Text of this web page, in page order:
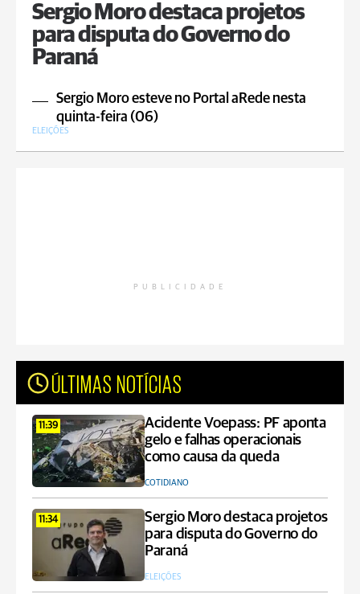
Sergio Moro destaca projetos
para disputa do Governo do
Paraná
Sergio Moro esteve no Portal aRede nesta
quinta-feira (06)
ELEIÇÕES
PUBLICIDADE
ÚLTIMAS NOTÍCIAS
11:39
Acidente Voepass: PF aponta
gelo e falhas operacionais
como causa da queda
COTIDIANO
11:34
Sergio Moro destaca projetos
para disputa do Governo do
Paraná
ELEIÇÕES